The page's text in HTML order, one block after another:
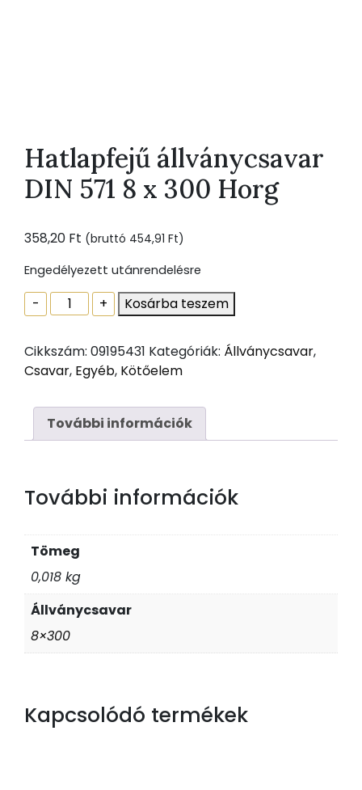
Hatlapfejű állványcsavar
DIN 571 8 x 300 Horg
358,20 Ft (bruttó 454,91 Ft)
Engedélyezett utánrendelésre
-
Hatlapfejű
állványcsavar
571
8
300
Horg
+ Kosárba teszem
Cikkszám: 09195431 Kategóriák: Állványcsavar,
Csavar, Egyéb, Kötőelem
További információk
További információk
Tömeg
0,018 kg
Állványcsavar
8×300
Kapcsolódó termékek